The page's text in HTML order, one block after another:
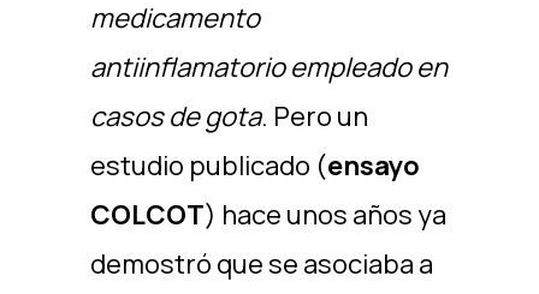
medicamento
antiinflamatorio empleado en
casos de gota. Pero un
estudio publicado (ensayo
COLCOT) hace unos años ya
demostró que se asociaba a